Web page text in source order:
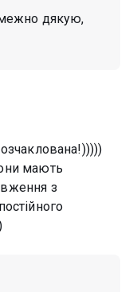
дякую,
мають
з